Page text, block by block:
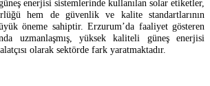
enerjisi sistemlerinde kullanılan solar etiketler,
hem de güvenlik ve kalite standartlarının
öneme sahiptir. Erzurum’da faaliyet gösteren
uzmanlaşmış, yüksek kaliteli güneş enerjisi
olarak sektörde fark yaratmaktadır.